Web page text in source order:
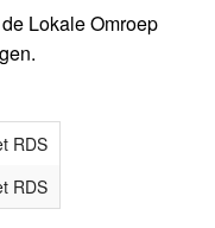
Lokale Omroep
RDS
RDS